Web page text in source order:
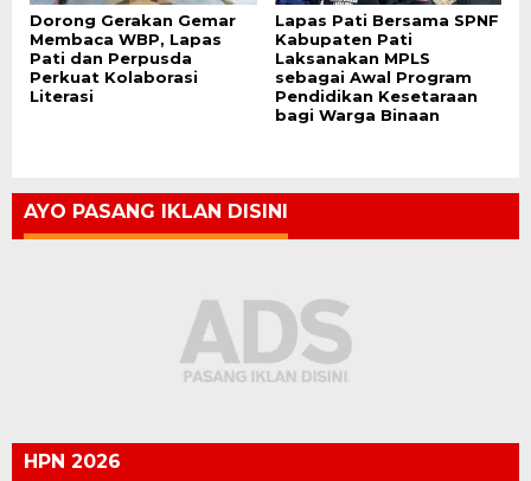
Dorong Gerakan Gemar
Membaca WBP, Lapas
Pati dan Perpusda
Perkuat Kolaborasi
Literasi
Lapas Pati Bersama SPNF
Kabupaten Pati
Laksanakan MPLS
sebagai Awal Program
Pendidikan Kesetaraan
bagi Warga Binaan
AYO PASANG IKLAN DISINI
HPN 2026